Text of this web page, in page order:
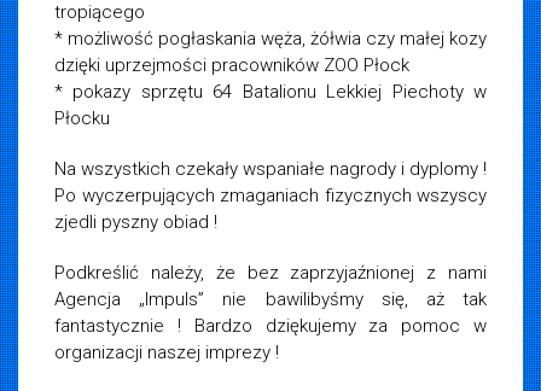
tropiącego
* możliwość pogłaskania węża, żółwia czy małej kozy
dzięki uprzejmości pracowników ZOO Płock
* pokazy sprzętu 64 Batalionu Lekkiej Piechoty w
Płocku
Na wszystkich czekały wspaniałe nagrody i dyplomy !
Po wyczerpujących zmaganiach fizycznych wszyscy
zjedli pyszny obiad !
Podkreślić należy, że bez zaprzyjaźnionej z nami
Agencja „Impuls” nie bawilibyśmy się, aż tak
fantastycznie ! Bardzo dziękujemy za pomoc w
organizacji naszej imprezy !